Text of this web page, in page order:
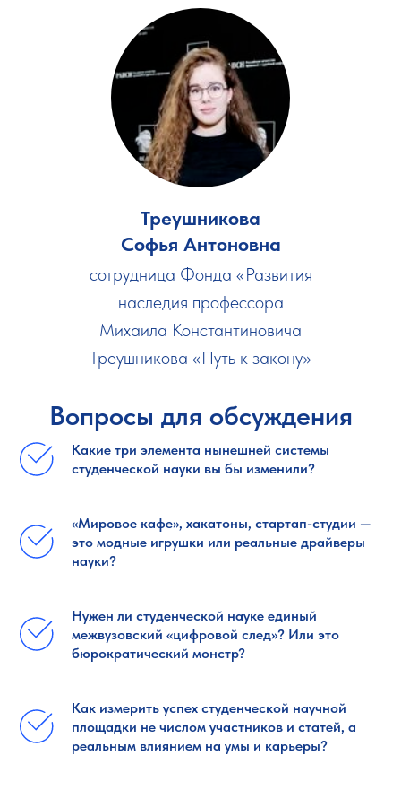
Треушникова
Софья Антоновна
сотрудница Фонда «Развития
наследия профессора
Михаила Константиновича
Треушникова «Путь к закону»
Вопросы для обсуждения
Какие три элемента нынешней системы
студенческой науки вы бы изменили?
«Мировое кафе», хакатоны, стартап-студии —
это модные игрушки или реальные драйверы
науки?
Нужен ли студенческой науке единый
межвузовский «цифровой след»? Или это
бюрократический монстр?
Как измерить успех студенческой научной
площадки не числом участников и статей, а
реальным влиянием на умы и карьеры?